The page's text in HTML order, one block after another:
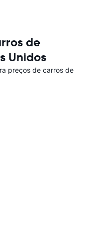
de
Unidos
preços de carros de